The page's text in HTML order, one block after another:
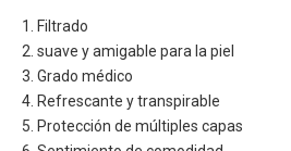
1. Filtrado
2. suave y amigable para la piel
3. Grado médico
4. Refrescante y transpirable
5. Protección de múltiples capas